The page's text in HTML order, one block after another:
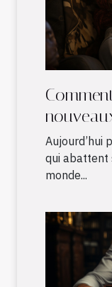
Afrique ?
Aujourd’hui
qui abattent
monde...